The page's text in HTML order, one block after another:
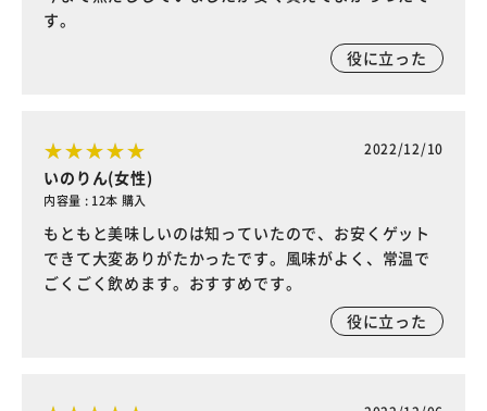
す。
役に立った
2022/12/10
いのりん(女性)
内容量 : 12本 購入
もともと美味しいのは知っていたので、お安くゲット
できて大変ありがたかったです。風味がよく、常温で
ごくごく飲めます。おすすめです。
役に立った